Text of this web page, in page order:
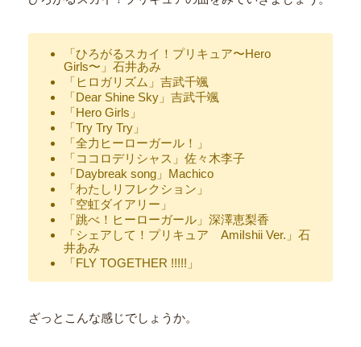
「ひろがるスカイ！プリキュア〜Hero
Girls〜」石井あみ
「ヒロガリズム」吉武千颯
「Dear Shine Sky」吉武千颯
「Hero Girls」
「Try Try Try」
「全力ヒーローガール！」
「ココロデリシャス」佐々木李子
「Daybreak song」Machico
「わたしリフレクション」
「空虹ダイアリー」
「跳べ！ヒーローガール」深澤恵梨香
「シェアして！プリキュア AmiIshii Ver.」石
井あみ
「FLY TOGETHER !!!!!」
ざっとこんな感じでしょうか。